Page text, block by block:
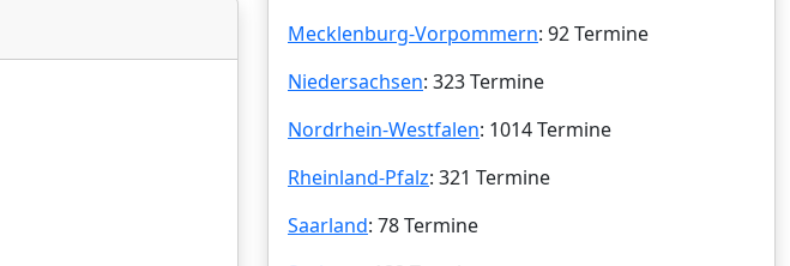
Mecklenburg-Vorpommern: 92 Termine
Niedersachsen: 323 Termine
Nordrhein-Westfalen: 1014 Termine
Rheinland-Pfalz: 321 Termine
Saarland: 78 Termine